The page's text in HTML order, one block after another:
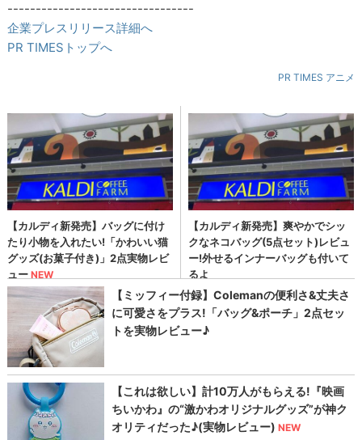
---------------------------------
企業プレスリリース詳細へ
PR TIMESトップへ
PR TIMES アニメ